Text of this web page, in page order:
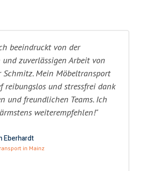
beeindruckt von der
zuverlässigen Arbeit von
Schmitz. Mein Möbeltransport
reibungslos und stressfrei dank
und freundlichen Teams. Ich
weiterempfehlen!"
Eberhardt
in Mainz